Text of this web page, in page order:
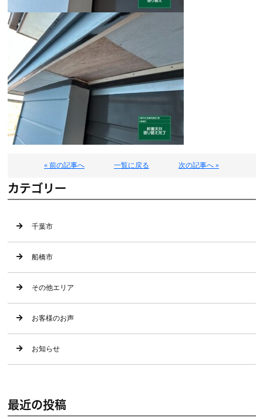
« 前の記事へ 一覧に戻る 次の記事へ »
カテゴリー
千葉市
船橋市
その他エリア
お客様のお声
お知らせ
最近の投稿